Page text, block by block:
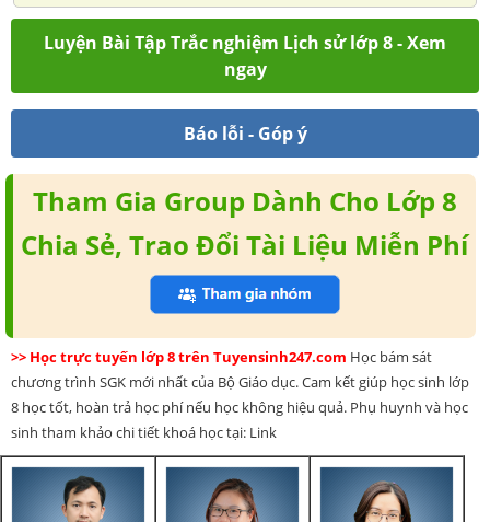
Luyện Bài Tập Trắc nghiệm Lịch sử lớp 8 - Xem
ngay
Báo lỗi - Góp ý
Tham Gia Group Dành Cho Lớp 8
Chia Sẻ, Trao Đổi Tài Liệu Miễn Phí
>> Học trực tuyến lớp 8 trên Tuyensinh247.com Học bám sát
chương trình SGK mới nhất của Bộ Giáo dục. Cam kết giúp học sinh lớp
8 học tốt, hoàn trả học phí nếu học không hiệu quả. Phụ huynh và học
sinh tham khảo chi tiết khoá học tại: Link